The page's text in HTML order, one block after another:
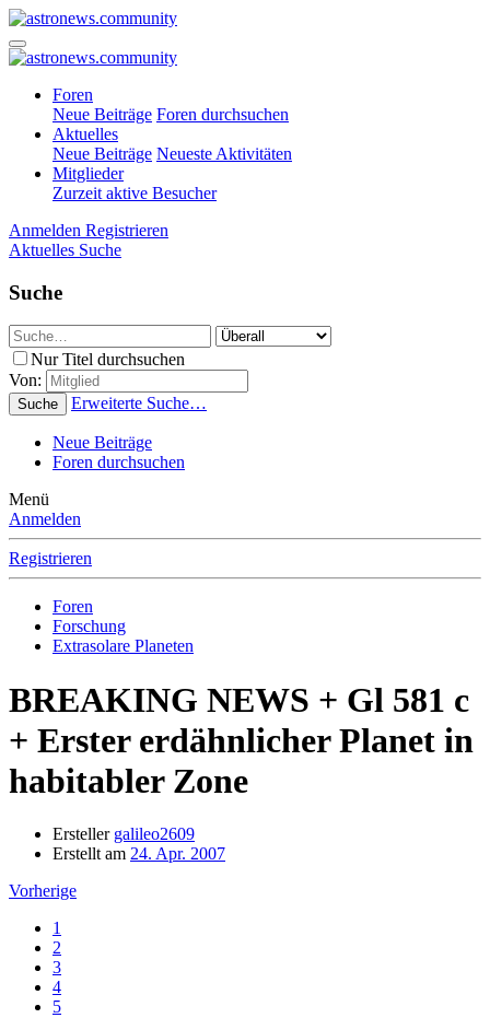
Foren
Neue Beiträge Foren durchsuchen
Aktuelles
Neue Beiträge Neueste Aktivitäten
Mitglieder
Zurzeit aktive Besucher
Anmelden Registrieren
Aktuelles Suche
Suche
Nur Titel durchsuchen
Von:
Suche Erweiterte Suche…
Neue Beiträge
Foren durchsuchen
Menü
Anmelden
Registrieren
Foren
Forschung
Extrasolare Planeten
BREAKING NEWS + Gl 581 c
+ Erster erdähnlicher Planet in
habitabler Zone
Ersteller galileo2609
Erstellt am 24. Apr. 2007
Vorherige
1
2
3
4
5